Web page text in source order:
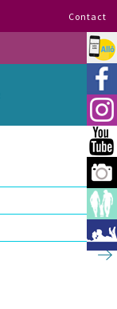
Contact
Allo